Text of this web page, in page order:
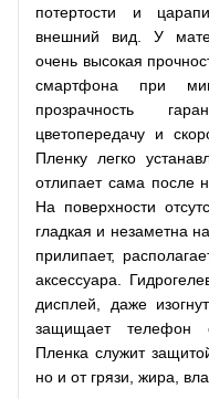
потертости и
внешний вид. У
очень высокая
смартфона при
прозрачность
цветопередачу и
Пленку легко
отлипает сама после
На поверхности
гладкая и незаметна
прилипает,
аксессуара.
дисплей, даже
защищает телефон
Пленка служит
но и от грязи, жира,